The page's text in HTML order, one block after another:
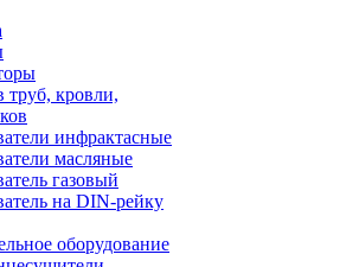
труб, кровли,
инфрактасные
масляные
газовый
на DIN-рейку
оборудование